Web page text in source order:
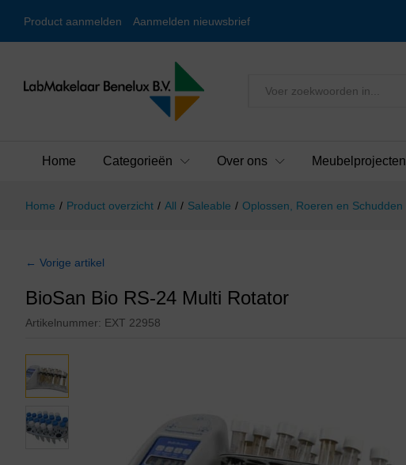
Product aanmelden Aanmelden nieuwsbrief
Alles
Home Categorieën Over ons Meubelprojecten
Home / Product overzicht / All / Saleable / Oplossen, Roeren en Schudden
← Vorige artikel
BioSan Bio RS-24 Multi Rotator
Artikelnummer: EXT 22958